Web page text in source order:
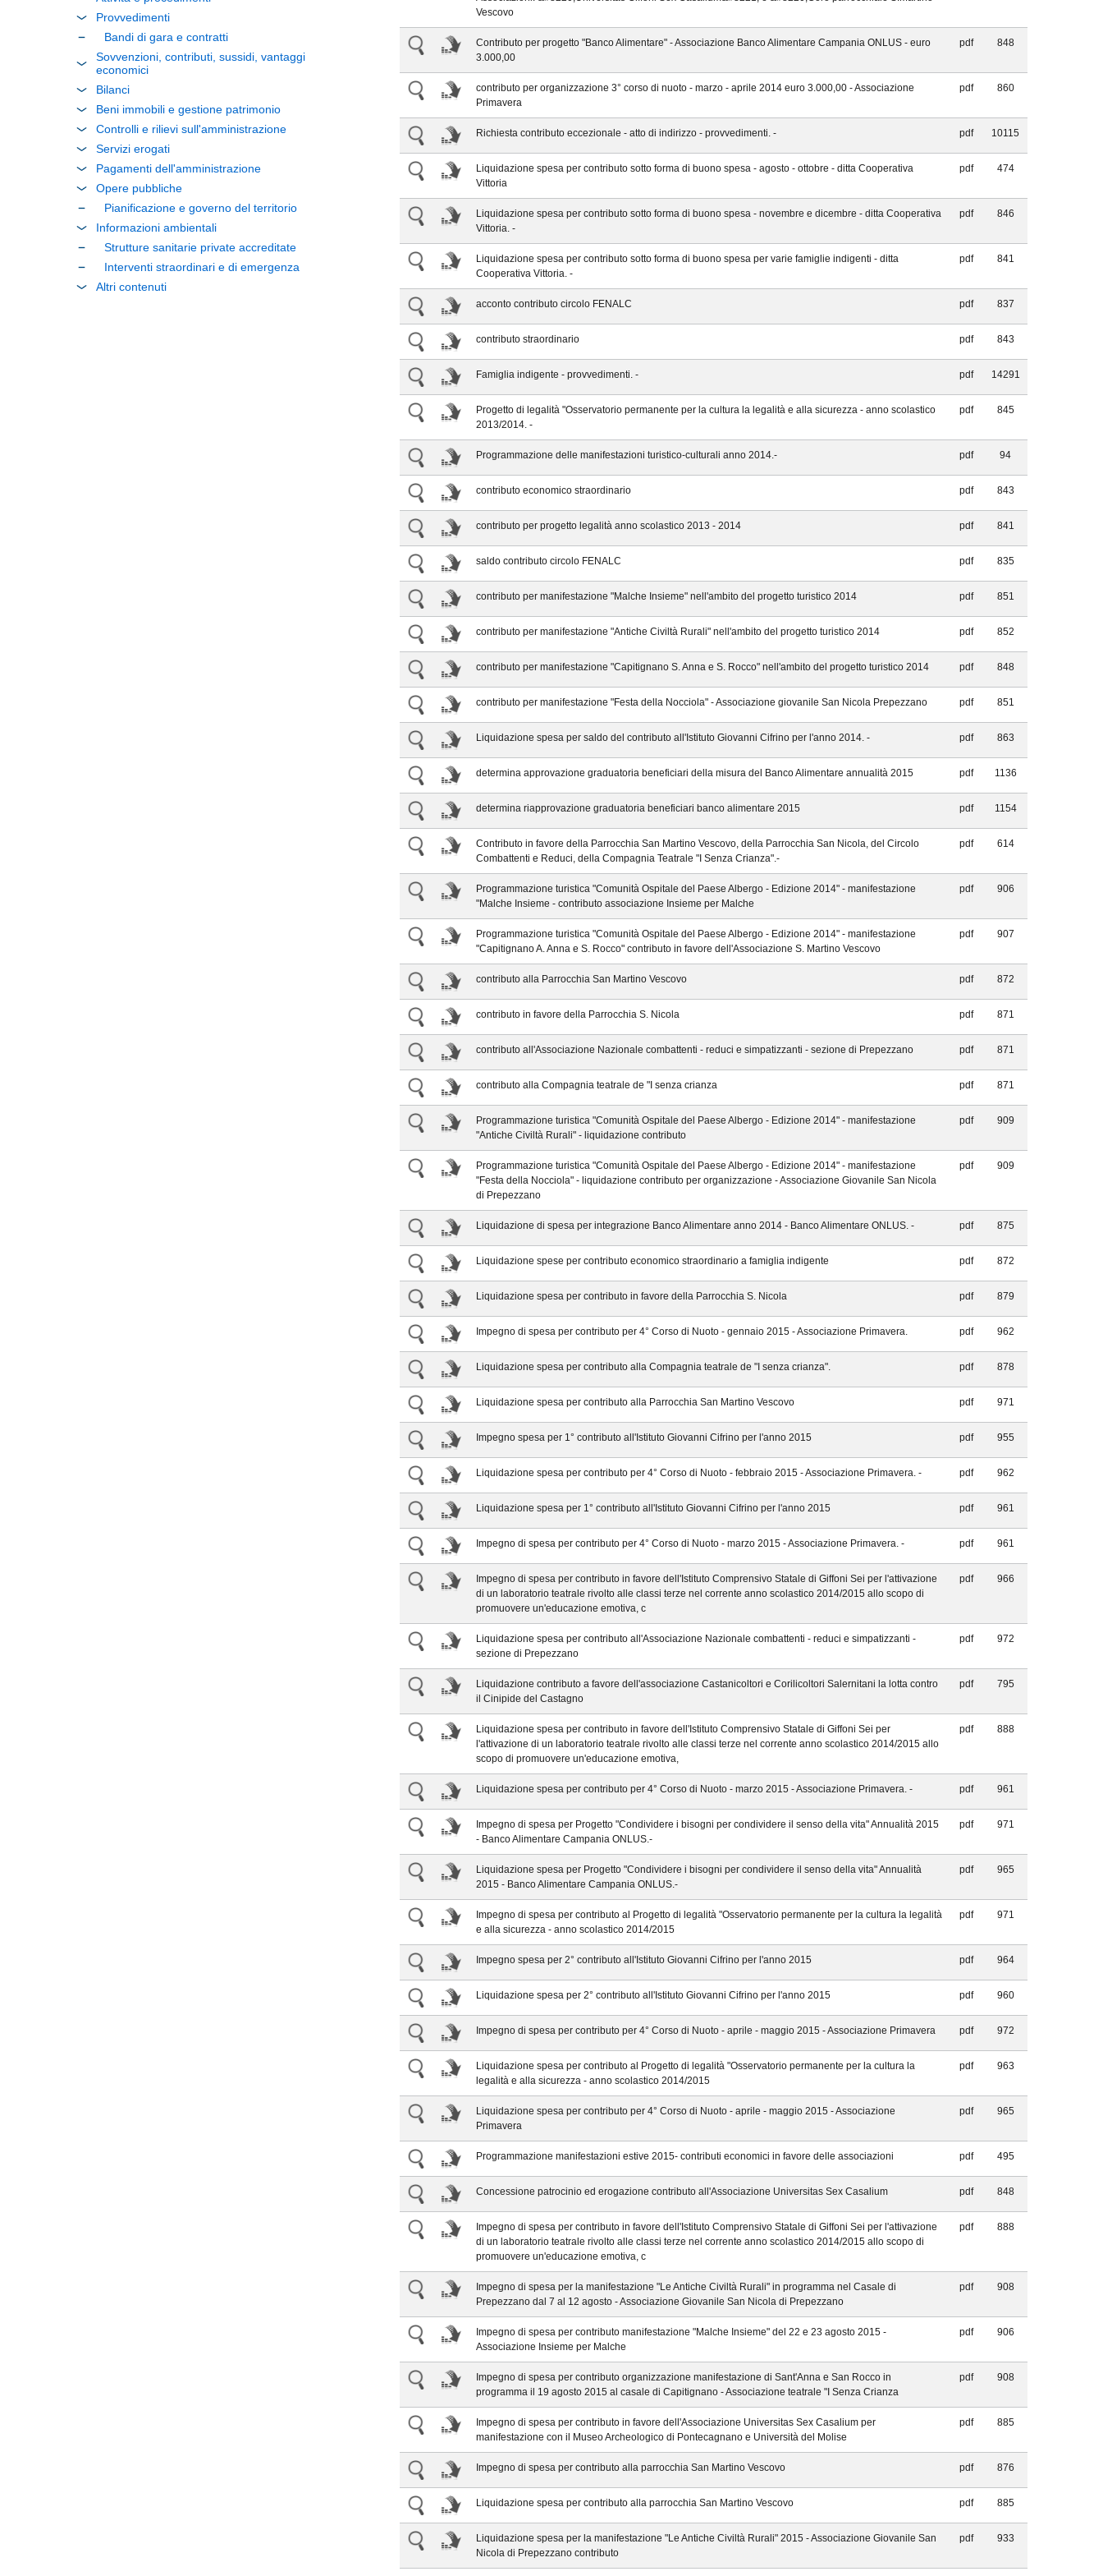
Provvedimenti
Bandi di gara e contratti
Sovvenzioni, contributi, sussidi, vantaggi
economici
Bilanci
Beni immobili e gestione patrimonio
Controlli e rilievi sull'amministrazione
Servizi erogati
Pagamenti dell'amministrazione
Opere pubbliche
Pianificazione e governo del territorio
Informazioni ambientali
Strutture sanitarie private accreditate
Interventi straordinari e di emergenza
Altri contenuti
Vescovo
Contributo per progetto "Banco Alimentare" - Associazione Banco Alimentare Campania ONLUS - euro
3.000,00
pdf 848
contributo per organizzazione 3° corso di nuoto - marzo - aprile 2014 euro 3.000,00 - Associazione
Primavera
pdf 860
Richiesta contributo eccezionale - atto di indirizzo - provvedimenti. - pdf 10115
Liquidazione spesa per contributo sotto forma di buono spesa - agosto - ottobre - ditta Cooperativa
Vittoria
pdf 474
Liquidazione spesa per contributo sotto forma di buono spesa - novembre e dicembre - ditta Cooperativa
Vittoria. -
pdf 846
Liquidazione spesa per contributo sotto forma di buono spesa per varie famiglie indigenti - ditta
Cooperativa Vittoria. -
pdf 841
acconto contributo circolo FENALC pdf 837
contributo straordinario pdf 843
Famiglia indigente - provvedimenti. - pdf 14291
Progetto di legalità "Osservatorio permanente per la cultura la legalità e alla sicurezza - anno scolastico
2013/2014. -
pdf 845
Programmazione delle manifestazioni turistico-culturali anno 2014.- pdf 94
contributo economico straordinario pdf 843
contributo per progetto legalità anno scolastico 2013 - 2014 pdf 841
saldo contributo circolo FENALC pdf 835
contributo per manifestazione "Malche Insieme" nell'ambito del progetto turistico 2014 pdf 851
contributo per manifestazione "Antiche Civiltà Rurali" nell'ambito del progetto turistico 2014 pdf 852
contributo per manifestazione "Capitignano S. Anna e S. Rocco" nell'ambito del progetto turistico 2014 pdf 848
contributo per manifestazione "Festa della Nocciola" - Associazione giovanile San Nicola Prepezzano pdf 851
Liquidazione spesa per saldo del contributo all'Istituto Giovanni Cifrino per l'anno 2014. - pdf 863
determina approvazione graduatoria beneficiari della misura del Banco Alimentare annualità 2015 pdf 1136
determina riapprovazione graduatoria beneficiari banco alimentare 2015 pdf 1154
Contributo in favore della Parrocchia San Martino Vescovo, della Parrocchia San Nicola, del Circolo
Combattenti e Reduci, della Compagnia Teatrale "I Senza Crianza".-
pdf 614
Programmazione turistica "Comunità Ospitale del Paese Albergo - Edizione 2014" - manifestazione
"Malche Insieme - contributo associazione Insieme per Malche
pdf 906
Programmazione turistica "Comunità Ospitale del Paese Albergo - Edizione 2014" - manifestazione
"Capitignano A. Anna e S. Rocco" contributo in favore dell'Associazione S. Martino Vescovo
pdf 907
contributo alla Parrocchia San Martino Vescovo pdf 872
contributo in favore della Parrocchia S. Nicola pdf 871
contributo all'Associazione Nazionale combattenti - reduci e simpatizzanti - sezione di Prepezzano pdf 871
contributo alla Compagnia teatrale de "I senza crianza pdf 871
Programmazione turistica "Comunità Ospitale del Paese Albergo - Edizione 2014" - manifestazione
"Antiche Civiltà Rurali" - liquidazione contributo
pdf 909
Programmazione turistica "Comunità Ospitale del Paese Albergo - Edizione 2014" - manifestazione
"Festa della Nocciola" - liquidazione contributo per organizzazione - Associazione Giovanile San Nicola
di Prepezzano
pdf 909
Liquidazione di spesa per integrazione Banco Alimentare anno 2014 - Banco Alimentare ONLUS. - pdf 875
Liquidazione spese per contributo economico straordinario a famiglia indigente pdf 872
Liquidazione spesa per contributo in favore della Parrocchia S. Nicola pdf 879
Impegno di spesa per contributo per 4° Corso di Nuoto - gennaio 2015 - Associazione Primavera. pdf 962
Liquidazione spesa per contributo alla Compagnia teatrale de "I senza crianza". pdf 878
Liquidazione spesa per contributo alla Parrocchia San Martino Vescovo pdf 971
Impegno spesa per 1° contributo all'Istituto Giovanni Cifrino per l'anno 2015 pdf 955
Liquidazione spesa per contributo per 4° Corso di Nuoto - febbraio 2015 - Associazione Primavera. - pdf 962
Liquidazione spesa per 1° contributo all'Istituto Giovanni Cifrino per l'anno 2015 pdf 961
Impegno di spesa per contributo per 4° Corso di Nuoto - marzo 2015 - Associazione Primavera. - pdf 961
Impegno di spesa per contributo in favore dell'Istituto Comprensivo Statale di Giffoni Sei per l'attivazione
di un laboratorio teatrale rivolto alle classi terze nel corrente anno scolastico 2014/2015 allo scopo di
promuovere un'educazione emotiva, c
pdf 966
Liquidazione spesa per contributo all'Associazione Nazionale combattenti - reduci e simpatizzanti -
sezione di Prepezzano
pdf 972
Liquidazione contributo a favore dell'associazione Castanicoltori e Corilicoltori Salernitani la lotta contro
il Cinipide del Castagno
pdf 795
Liquidazione spesa per contributo in favore dell'Istituto Comprensivo Statale di Giffoni Sei per
l'attivazione di un laboratorio teatrale rivolto alle classi terze nel corrente anno scolastico 2014/2015 allo
scopo di promuovere un'educazione emotiva,
pdf 888
Liquidazione spesa per contributo per 4° Corso di Nuoto - marzo 2015 - Associazione Primavera. - pdf 961
Impegno di spesa per Progetto "Condividere i bisogni per condividere il senso della vita" Annualità 2015
- Banco Alimentare Campania ONLUS.-
pdf 971
Liquidazione spesa per Progetto "Condividere i bisogni per condividere il senso della vita" Annualità
2015 - Banco Alimentare Campania ONLUS.-
pdf 965
Impegno di spesa per contributo al Progetto di legalità "Osservatorio permanente per la cultura la legalità
e alla sicurezza - anno scolastico 2014/2015
pdf 971
Impegno spesa per 2° contributo all'Istituto Giovanni Cifrino per l'anno 2015 pdf 964
Liquidazione spesa per 2° contributo all'Istituto Giovanni Cifrino per l'anno 2015 pdf 960
Impegno di spesa per contributo per 4° Corso di Nuoto - aprile - maggio 2015 - Associazione Primavera pdf 972
Liquidazione spesa per contributo al Progetto di legalità "Osservatorio permanente per la cultura la
legalità e alla sicurezza - anno scolastico 2014/2015
pdf 963
Liquidazione spesa per contributo per 4° Corso di Nuoto - aprile - maggio 2015 - Associazione
Primavera
pdf 965
Programmazione manifestazioni estive 2015- contributi economici in favore delle associazioni pdf 495
Concessione patrocinio ed erogazione contributo all'Associazione Universitas Sex Casalium pdf 848
Impegno di spesa per contributo in favore dell'Istituto Comprensivo Statale di Giffoni Sei per l'attivazione
di un laboratorio teatrale rivolto alle classi terze nel corrente anno scolastico 2014/2015 allo scopo di
promuovere un'educazione emotiva, c
pdf 888
Impegno di spesa per la manifestazione "Le Antiche Civiltà Rurali" in programma nel Casale di
Prepezzano dal 7 al 12 agosto - Associazione Giovanile San Nicola di Prepezzano
pdf 908
Impegno di spesa per contributo manifestazione "Malche Insieme" del 22 e 23 agosto 2015 -
Associazione Insieme per Malche
pdf 906
Impegno di spesa per contributo organizzazione manifestazione di Sant'Anna e San Rocco in
programma il 19 agosto 2015 al casale di Capitignano - Associazione teatrale "I Senza Crianza
pdf 908
Impegno di spesa per contributo in favore dell'Associazione Universitas Sex Casalium per
manifestazione con il Museo Archeologico di Pontecagnano e Università del Molise
pdf 885
Impegno di spesa per contributo alla parrocchia San Martino Vescovo pdf 876
Liquidazione spesa per contributo alla parrocchia San Martino Vescovo pdf 885
Liquidazione spesa per la manifestazione "Le Antiche Civiltà Rurali" 2015 - Associazione Giovanile San
Nicola di Prepezzano contributo
pdf 933